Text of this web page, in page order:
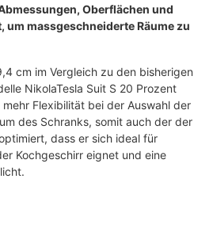
Oberflächen und
massgeschneiderte Räume zu
cm im Vergleich zu den bisherigen
NikolaTesla Suit S 20 Prozent
Flexibilität bei der Auswahl der
des Schranks, somit auch der der
dass er sich ideal für
Kochgeschirr eignet und eine